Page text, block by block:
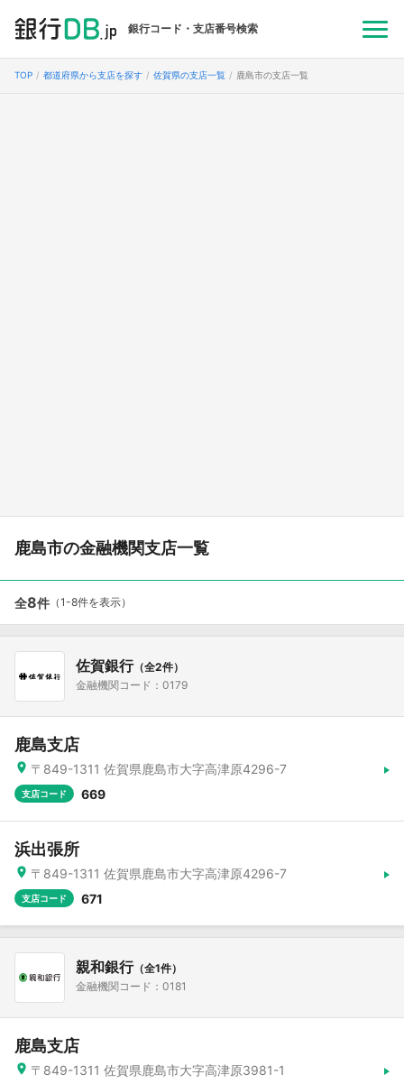
銀行コード・支店番号検索
TOP 都道府県から支店を探す 佐賀県の支店一覧 鹿島市の支店一覧
鹿島市の金融機関支店一覧
全8件 （1-8件を表示）
佐賀銀行（全2件）
金融機関コード：0179
鹿島支店
〒849-1311 佐賀県鹿島市大字高津原4296-7
支店コード 669
浜出張所
〒849-1311 佐賀県鹿島市大字高津原4296-7
支店コード 671
親和銀行（全1件）
金融機関コード：0181
鹿島支店
〒849-1311 佐賀県鹿島市大字高津原3981-1